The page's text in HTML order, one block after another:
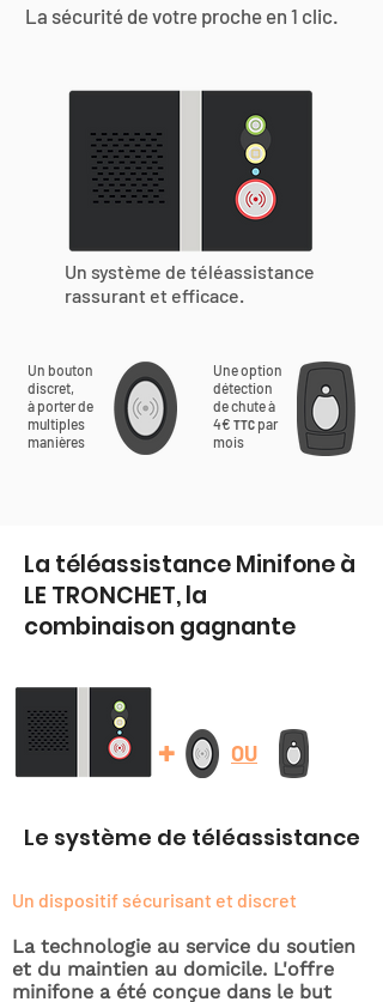
La sécurité de votre proche en 1 clic.
Un système de téléassistance
rassurant et efficace.
Un bouton
discret,
à porter de
multiples
manières
Une option
détection
de chute à
4€ TTC par
mois
La téléassistance Minifone à
LE TRONCHET, la
combinaison gagnante
+ OU
Le système de téléassistance
Un dispositif sécurisant et discret
La technologie au service du soutien
et du maintien au domicile. L'offre
minifone a été conçue dans le but